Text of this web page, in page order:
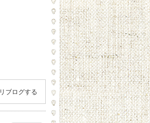
リブログする